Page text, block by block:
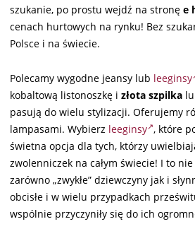
szukanie, po prostu wejdź na stronę e
cenach hurtowych na rynku! Bez
Polsce i na świecie.
Polecamy wygodne jeansy lub leeginsy
kobaltową listonoszkę i złota szpilka
pasują do wielu stylizacji. Oferujemy
lampasami. Wybierz leeginsy , które
świetna opcja dla tych, którzy
zwolenniczek na całym świecie! I to
zarówno „zwykłe” dziewczyny jak i
obcisłe i w wielu przypadkach
wspólnie przyczyniły się do ich